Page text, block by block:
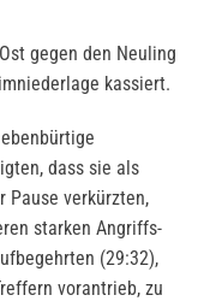
gegen den Neuling
kassiert.
dass sie als
Pause verkürzten,
starken Angriffs-
(29:32),
vorantrieb, zu